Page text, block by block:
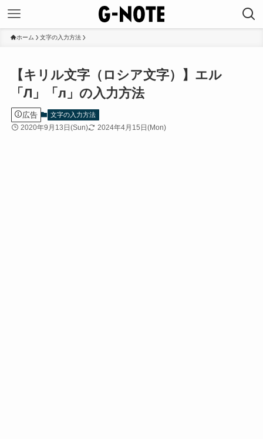
ホーム 文字の入力方法
【キリル文字（ロシア文字）】エル
「Л」「л」の入力方法
広告 文字の入力方法
2020年9月13日(Sun) 2024年4月15日(Mon)